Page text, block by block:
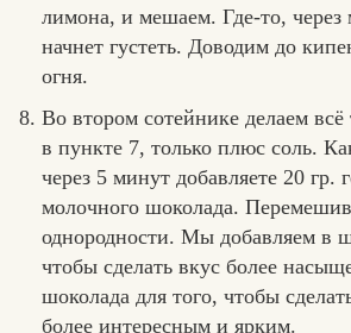
лимона, и мешаем. Где-то, через
начнет густеть. Доводим до
огня.
Во втором сотейнике делаем
в пункте 7, только плюс соль.
через 5 минут добавляете 20 гр.
молочного шоколада.
однородности. Мы добавляем в
чтобы сделать вкус более
шоколада для того, чтобы
более интересным и ярким.